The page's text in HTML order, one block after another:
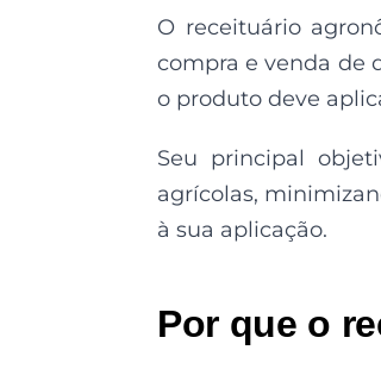
O receituário
compra e venda de
o produto deve
Seu principal
agrícolas,
à sua aplicação.
Por que o